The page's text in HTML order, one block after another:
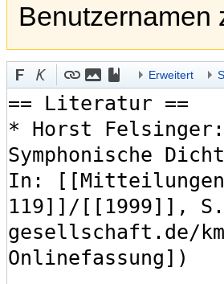
Benutzernamen
Erweitert